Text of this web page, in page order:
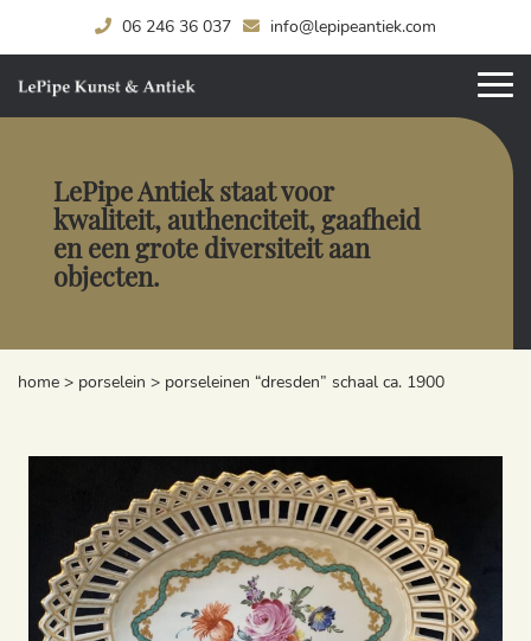
06 246 36 037 info@lepipeantiek.com
LePipe Antiek staat voor
kwaliteit, authenciteit, gaafheid
en een grote diversiteit aan
objecten.
home > porselein > porseleinen “dresden” schaal ca. 1900